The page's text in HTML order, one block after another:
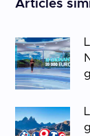
Articles